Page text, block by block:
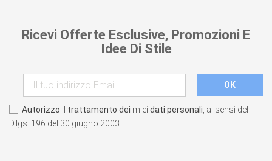
Ricevi Offerte Esclusive, Promozioni E
Idee Di Stile
Autorizzo il trattamento dei miei dati personali , ai sensi del
D.lgs. 196 del 30 giugno 2003.